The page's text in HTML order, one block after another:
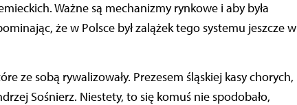
Ważne są mechanizmy rynkowe i aby była
że w Polsce był zalążek tego systemu jeszcze w
ze sobą rywalizowały. Prezesem śląskiej kasy chorych,
Sośnierz. Niestety, to się komuś nie spodobało,